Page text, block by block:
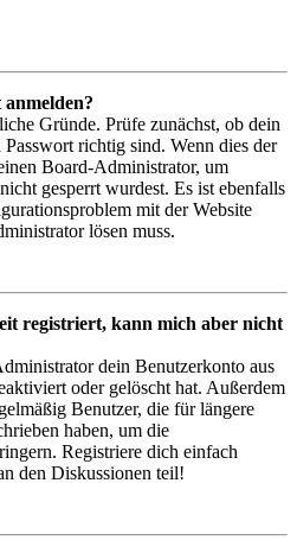
Gründe. Prüfe zunächst, ob dein
richtig sind. Wenn dies der
Board-Administrator, um
gesperrt wurdest. Es ist ebenfalls
mit der Website
lösen muss.
registriert, kann mich aber nicht
dein Benutzerkonto aus
oder gelöscht hat. Außerdem
Benutzer, die für längere
haben, um die
Registriere dich einfach
den Diskussionen teil!